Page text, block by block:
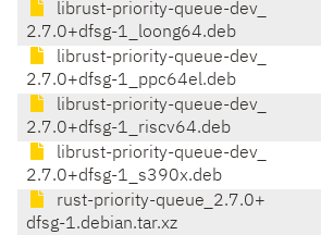
librust-priority-queue-dev_
2.7.0+dfsg-1_loong64.deb
librust-priority-queue-dev_
2.7.0+dfsg-1_ppc64el.deb
librust-priority-queue-dev_
2.7.0+dfsg-1_riscv64.deb
librust-priority-queue-dev_
2.7.0+dfsg-1_s390x.deb
rust-priority-queue_2.7.0+
dfsg-1.debian.tar.xz